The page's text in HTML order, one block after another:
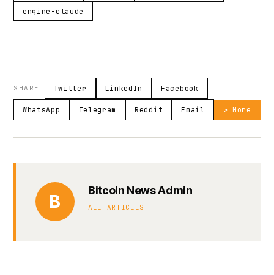
engine-claude
SHARE Twitter LinkedIn Facebook
WhatsApp Telegram Reddit Email ↗ More
B
Bitcoin News Admin
ALL ARTICLES